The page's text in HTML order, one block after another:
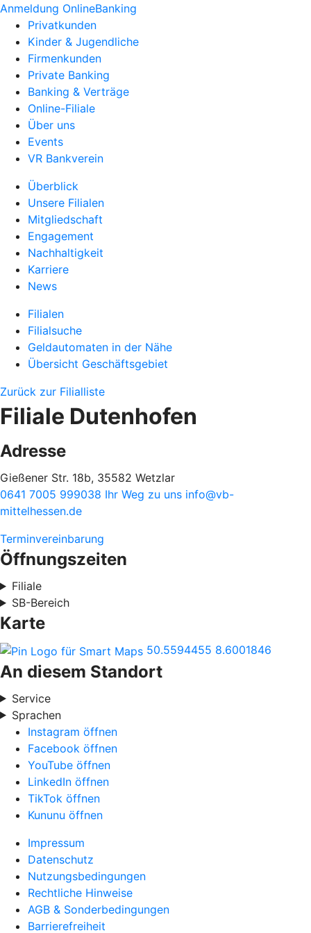
Anmeldung OnlineBanking
Privatkunden
Kinder & Jugendliche
Firmenkunden
Private Banking
Banking & Verträge
Online-Filiale
Über uns
Events
VR Bankverein
Überblick
Unsere Filialen
Mitgliedschaft
Engagement
Nachhaltigkeit
Karriere
News
Filialen
Filialsuche
Geldautomaten in der Nähe
Übersicht Geschäftsgebiet
Zurück zur Filialliste
Filiale Dutenhofen
Adresse
Gießener Str. 18b, 35582 Wetzlar
0641 7005 999038 Ihr Weg zu uns info@vb-
mittelhessen.de
Terminvereinbarung
Öffnungszeiten
Filiale
SB-Bereich
Karte
50.5594455 8.6001846
An diesem Standort
Service
Sprachen
Instagram öffnen
Facebook öffnen
YouTube öffnen
LinkedIn öffnen
TikTok öffnen
Kununu öffnen
Impressum
Datenschutz
Nutzungsbedingungen
Rechtliche Hinweise
AGB & Sonderbedingungen
Barrierefreiheit